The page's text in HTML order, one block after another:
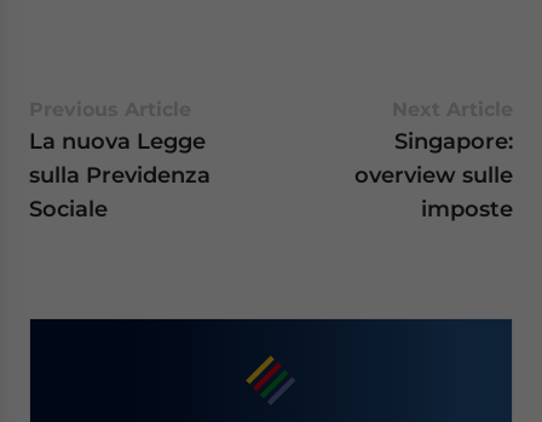
La nuova Legge
sulla Previdenza
Sociale
Singapore:
overview sulle
imposte